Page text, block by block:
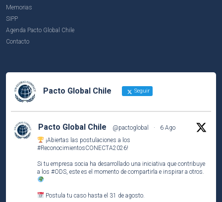
Memorias
SIPP
Agenda Pacto Global Chile
Contacto
Pacto Global Chile Seguir
Pacto Global Chile @pactoglobal ·
6 Ago
¡Abiertas las postulaciones a los
#ReconocimientosCONECTA2026!
Si tu empresa socia ha desarrollado una iniciativa que contribuye
a los #ODS , este es el momento de compartirla e inspirar a otros.
Postula tu caso hasta el 31 de agosto.